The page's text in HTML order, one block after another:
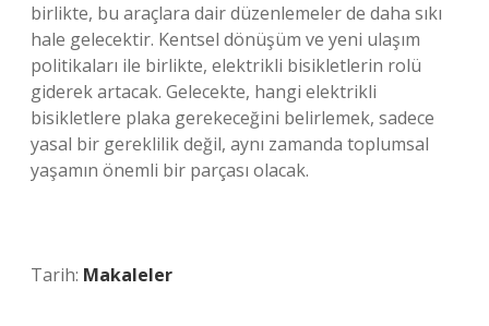
birlikte, bu araçlara dair düzenlemeler de daha sıkı
hale gelecektir. Kentsel dönüşüm ve yeni ulaşım
politikaları ile birlikte, elektrikli bisikletlerin rolü
giderek artacak. Gelecekte, hangi elektrikli
bisikletlere plaka gerekeceğini belirlemek, sadece
yasal bir gereklilik değil, aynı zamanda toplumsal
yaşamın önemli bir parçası olacak.
Tarih: Makaleler